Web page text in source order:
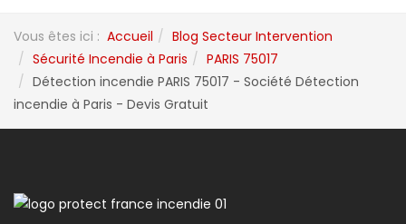
Vous êtes ici : Accueil
Blog Secteur Intervention
Sécurité Incendie à Paris
PARIS 75017
Détection incendie PARIS 75017 - Société Détection
incendie à Paris - Devis Gratuit